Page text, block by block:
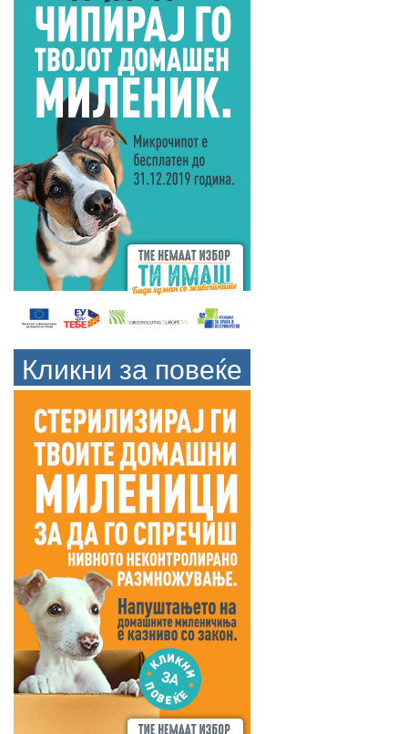
Кликни за повеќе